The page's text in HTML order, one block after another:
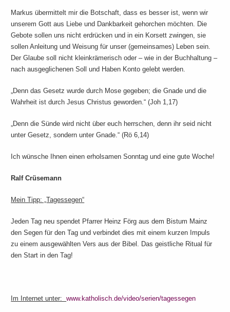
Markus übermittelt mir die Botschaft, dass es besser ist, wenn wir
unserem Gott aus Liebe und Dankbarkeit gehorchen möchten. Die
Gebote sollen uns nicht erdrücken und in ein Korsett zwingen, sie
sollen Anleitung und Weisung für unser (gemeinsames) Leben sein.
Der Glaube soll nicht kleinkrämerisch oder – wie in der Buchhaltung –
nach ausgeglichenen Soll und Haben Konto gelebt werden.
„Denn das Gesetz wurde durch Mose gegeben; die Gnade und die
Wahrheit ist durch Jesus Christus geworden.“ (Joh 1,17)
„Denn die Sünde wird nicht über euch herrschen, denn ihr seid nicht
unter Gesetz, sondern unter Gnade.“ (Rö 6,14)
Ich wünsche Ihnen einen erholsamen Sonntag und eine gute Woche!
Ralf Crüsemann
Mein Tipp: „Tagessegen“
Jeden Tag neu spendet Pfarrer Heinz Förg aus dem Bistum Mainz
den Segen für den Tag und verbindet dies mit einem kurzen Impuls
zu einem ausgewählten Vers aus der Bibel. Das geistliche Ritual für
den Start in den Tag!
Im Internet unter:www.katholisch.de/video/serien/tagessegen